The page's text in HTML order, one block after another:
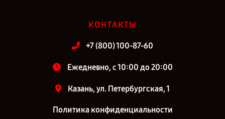
КОНТАКТЫ
+7 (800) 100-87-60
Ежедневно, с 10:00 до 20:00
Казань, ул. Петербургская, 1
Политика конфиденциальности